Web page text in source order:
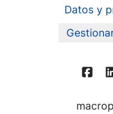
Datos y